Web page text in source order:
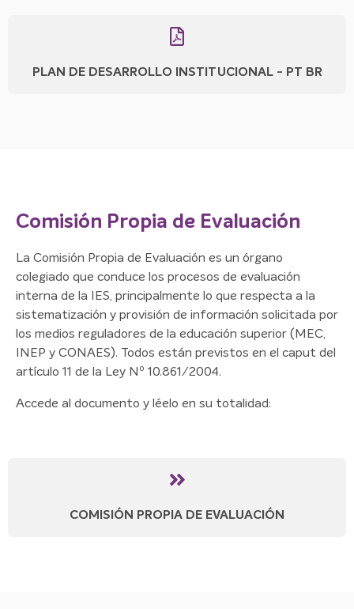
PLAN DE DESARROLLO INSTITUCIONAL - PT BR
Comisión Propia de Evaluación
La Comisión Propia de Evaluación es un órgano
colegiado que conduce los procesos de evaluación
interna de la IES, principalmente lo que respecta a la
sistematización y provisión de información solicitada por
los medios reguladores de la educación superior (MEC,
INEP y CONAES). Todos están previstos en el caput del
artículo 11 de la Ley Nº 10.861/2004.
Accede al documento y léelo en su totalidad:
COMISIÓN PROPIA DE EVALUACIÓN​